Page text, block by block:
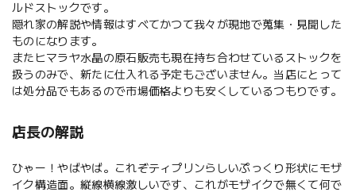
ルドストックです。
隠れ家の解説や情報はすべてかつて我々が現地で蒐集・見聞した
ものになります。
またヒマラヤ水晶の原石販売も現在持ち合わせているストックを
扱うのみで、新たに仕入れる予定もございません。当店にとって
は処分品でもあるので市場価格よりも安くしているつもりです。
店長の解説
ひゃー！やばやば。これぞティプリンらしいぷっくり形状にモザ
イク構造面。縦線横線激しいです、これがモザイクで無くて何で